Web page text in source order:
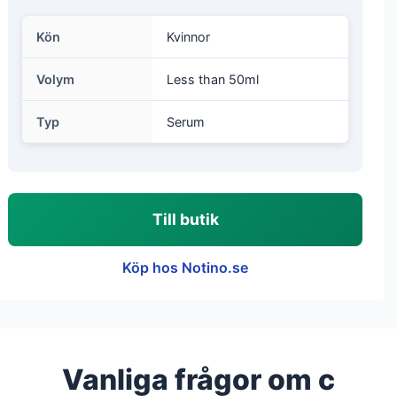
Kön Kvinnor
Volym Less than 50ml
Typ Serum
Till butik
Köp hos Notino.se
Vanliga frågor om c